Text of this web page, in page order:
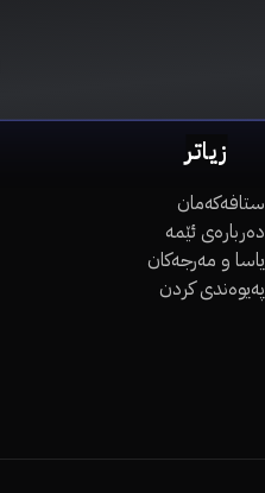
زیاتر
ستافەکەمان
دەربارەی ئێمە
یاسا و مەرجەکان
پەیوەندی کردن